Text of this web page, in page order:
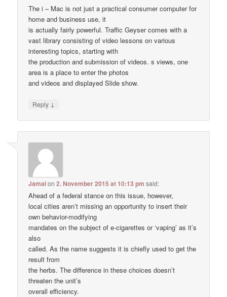
The i – Mac is not just a practical consumer computer for
home and business use, it
is actually fairly powerful. Traffic Geyser comes with a
vast library consisting of video lessons on various
interesting topics, starting with
the production and submission of videos. s views, one
area is a place to enter the photos
and videos and displayed Slide show.
Reply ↓
Jamalon2. November 2015 at 10:13 pm said:
Ahead of a federal stance on this issue, however,
local cities aren’t missing an opportunity to insert their
own behavior-modifying
mandates on the subject of e-cigarettes or ‘vaping’ as it’s
also
called. As the name suggests it is chiefly used to get the
result from
the herbs. The difference in these choices doesn’t
threaten the unit’s
overall efficiency.